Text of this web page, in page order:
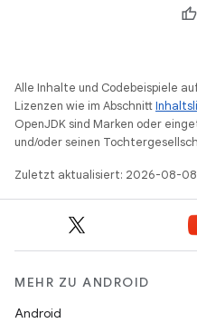
Alle Inhalte und Codebeispiele
Lizenzen wie im Abschnitt
OpenJDK sind Marken oder
und/oder seinen
Zuletzt aktualisiert: 2026-08-08
MEHR ZU ANDROID
Android